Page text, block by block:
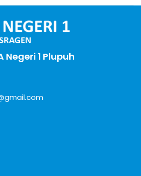
Negeri 1 Plupuh